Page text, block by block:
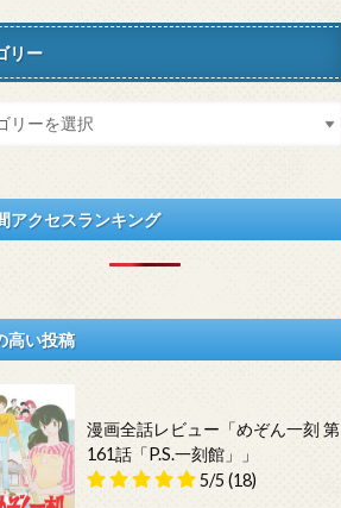
リー
アクセスランキング
高い投稿
漫画全話レビュー「めぞん一刻 第
161話「P.S.一刻館」」
5/5 (18)